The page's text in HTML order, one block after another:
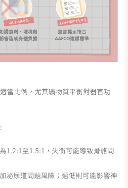
當比例，尤其礦物質平衡對器官功
:
1.2:1至1.5:1，失衡可能導致骨骼問
泌尿道問題風險；過低則可能影響神